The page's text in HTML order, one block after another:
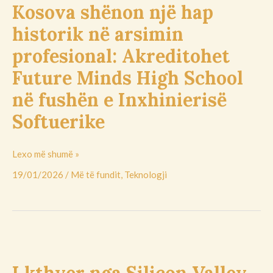
Kosova shënon një hap
historik në arsimin
profesional: Akreditohet
Future Minds High School
në fushën e Inxhinierisë
Softuerike
një
historik
në
arsimin
profesional:
Akreditohet
Minds
School
në
Inxhinierisë
Lexo më shumë »
19/01/2026 / Më të fundit, Teknologji
nga